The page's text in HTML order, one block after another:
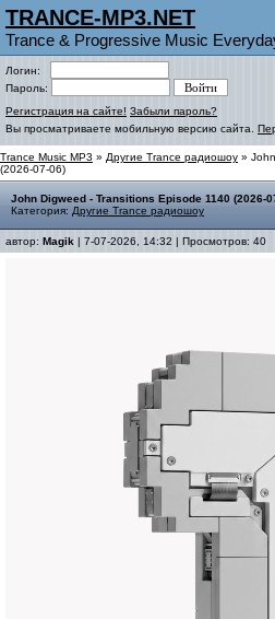
TRANCE-MP3.NET
Trance & Progressive Music
Логин:
Пароль:
Регистрация на сайте! Забыли пароль?
Вы просматриваете мобильную версию сайта.
Trance Music MP3 » Другие Trance радиошоу »
(2026-07-06)
John Digweed - Transitions Episode 1140 (2026-
Категория: Другие Trance радиошоу
автор: Magik | 7-07-2026, 14:32 | Просмотров: 40